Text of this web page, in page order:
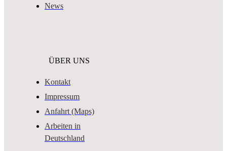
News
ÜBER UNS
Kontakt
Impressum
Anfahrt (Maps)
Arbeiten in
Deutschland